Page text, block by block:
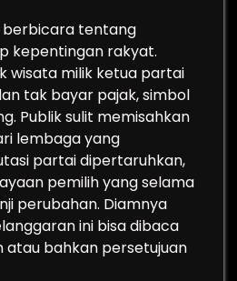
tentang
kepentingan rakyat.
wisata milik ketua partai
tak bayar pajak, simbol
Publik sulit memisahkan
lembaga yang
partai dipertaruhkan,
pemilih yang selama
perubahan. Diamnya
ini bisa dibaca
atau bahkan persetujuan